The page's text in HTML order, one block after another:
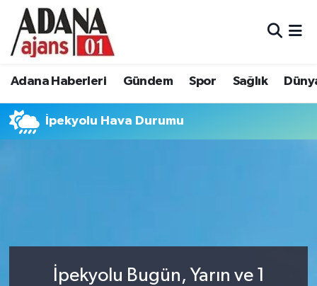
Adana Haberleri Gündem Spor Sağlık
İpekyolu Hava Durumu
İpekyolu Bugün, Yarın ve 1
Adana Haberleri
Spor
Siyaset
Adana Nöbetçi Eczaneler
Adana Namaz Vakitleri
Son Dakika Haberleri